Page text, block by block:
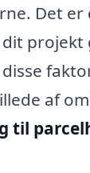
Det
projekt
af
til